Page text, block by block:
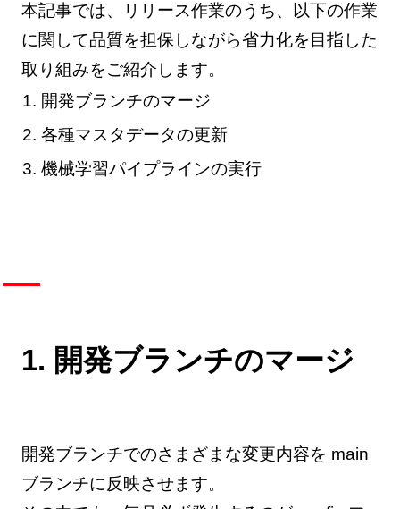
本記事では、リリース作業のうち、以下の作業
に関して品質を担保しながら省力化を目指した
取り組みをご紹介します。
開発ブランチのマージ
各種マスタデータの更新
機械学習パイプラインの実行
1. 開発ブランチのマージ
開発ブランチでのさまざまな変更内容を main
ブランチに反映させます。